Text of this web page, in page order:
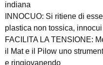
indiana
INNOCUO: Si ritiene di
plastica non tossica,
FACILITA LA TENSIONE:
il Mat e il Pilow uno
e ringiovanendo